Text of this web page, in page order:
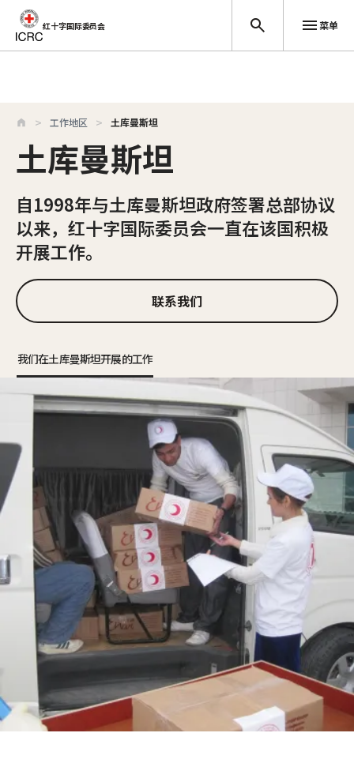
跳至主要内容
红十字国际委员会 菜单
工作地区 土库曼斯坦
土库曼斯坦
自1998年与土库曼斯坦政府签署总部协议
以来，红十字国际委员会一直在该国积极
开展工作。
联系我们
我们在土库曼斯坦开展的工作